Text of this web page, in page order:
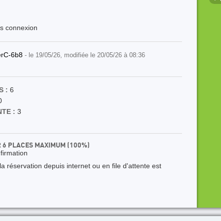
connexion
6b8 - le 19/05/26, modifiée le 20/05/26 à 08:36
: 6
: 3
6 PLACES MAXIMUM (100%)
réservation depuis internet ou en file d'attente est